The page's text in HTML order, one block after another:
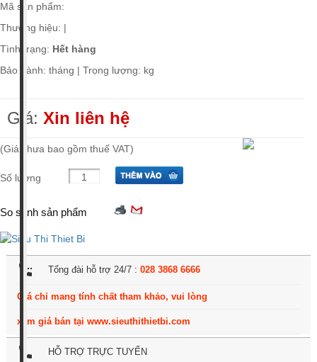
Mã sản phẩm:
Thương hiệu: |
Tình trạng: Hết hàng
Bảo hành: tháng | Trọng lượng: kg
Giá: Xin liên hệ
(Giá chưa bao gồm thuế VAT)
Số lượng
So sánh sản phẩm
settings_phone Tổng đài hỗ trợ 24/7 : 028 3868 6666
Giá chỉ mang tính chất tham khảo, vui lòng
xem giá bán tại www.sieuthithietbi.com
local_phone HỖ TRỢ TRỰC TUYẾN